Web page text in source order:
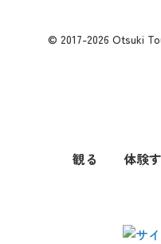
© 2017-2026 Otsuki
観る 体験